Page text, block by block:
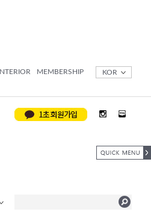
INTERIOR MEMBERSHIP KOR